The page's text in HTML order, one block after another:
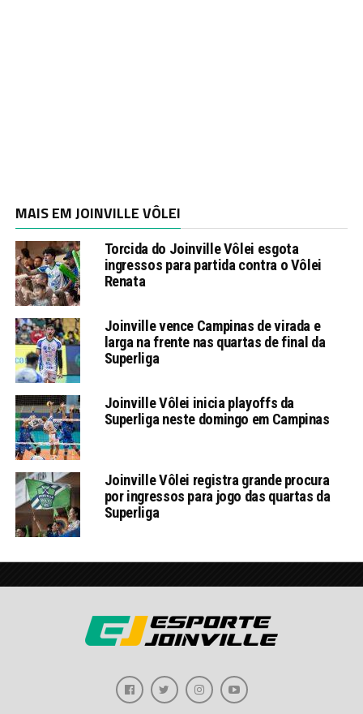
MAIS EM JOINVILLE VÔLEI
Torcida do Joinville Vôlei esgota
ingressos para partida contra o Vôlei
Renata
Joinville vence Campinas de virada e
larga na frente nas quartas de final da
Superliga
Joinville Vôlei inicia playoffs da
Superliga neste domingo em Campinas
Joinville Vôlei registra grande procura
por ingressos para jogo das quartas da
Superliga